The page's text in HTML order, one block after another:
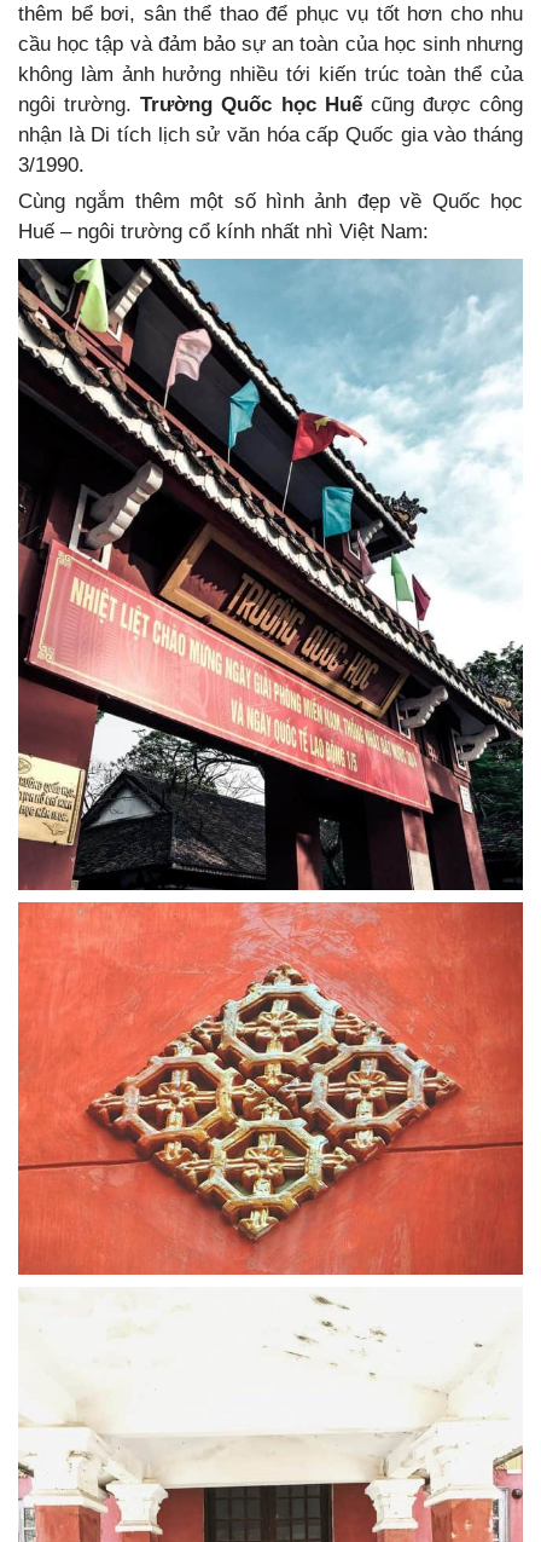
thêm bể bơi, sân thể thao để phục vụ tốt hơn cho nhu
cầu học tập và đảm bảo sự an toàn của học sinh nhưng
không làm ảnh hưởng nhiều tới kiến trúc toàn thể của
ngôi trường.Trường Quốc học Huếcũng được công
nhận là Di tích lịch sử văn hóa cấp Quốc gia vào tháng
3/1990.
Cùng ngắm thêm một số hình ảnh đẹp về Quốc học
Huế – ngôi trường cổ kính nhất nhì Việt Nam: